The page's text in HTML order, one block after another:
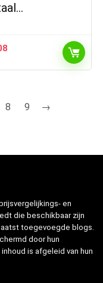
8 9 →
en
die beschikbaar zijn
toegevoegde blogs.
door hun
is afgeleid van hun